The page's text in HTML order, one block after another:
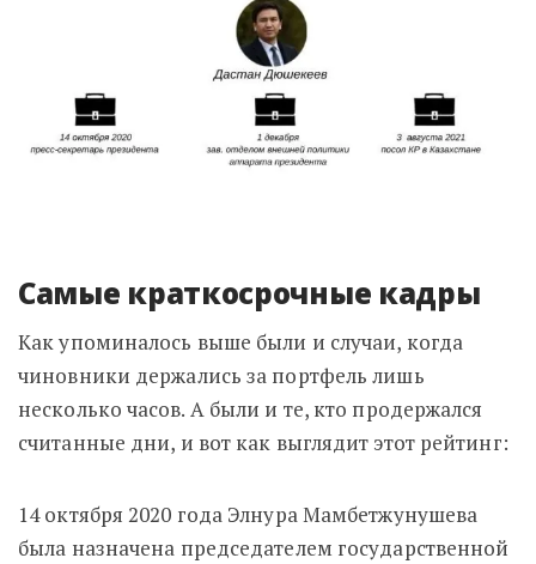
Самые краткосрочные кадры
Как упоминалось выше были и случаи, когда
чиновники держались за портфель лишь
несколько часов. А были и те, кто продержался
считанные дни, и вот как выглядит этот рейтинг:
14 октября 2020 года Элнура Мамбетжунушева
была назначена председателем государственной